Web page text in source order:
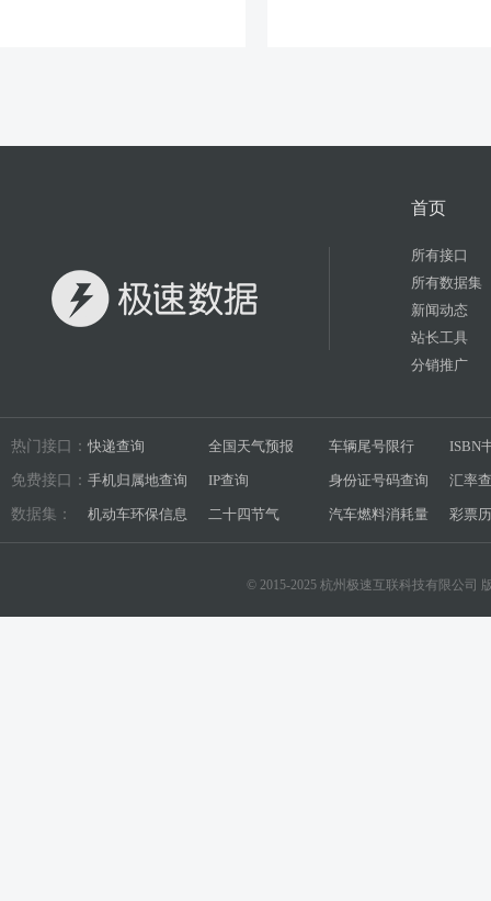
首页
所有接口
所有数据集
新闻动态
站长工具
分销推广
热门接口： 快递查询 全国天气预报 车辆尾号限行 ISBN
免费接口： 手机归属地查询 IP查询 身份证号码查询 汇率
数据集： 机动车环保信息 二十四节气 汽车燃料消耗量 彩票
© 2015-2025 杭州极速互联科技有限公司